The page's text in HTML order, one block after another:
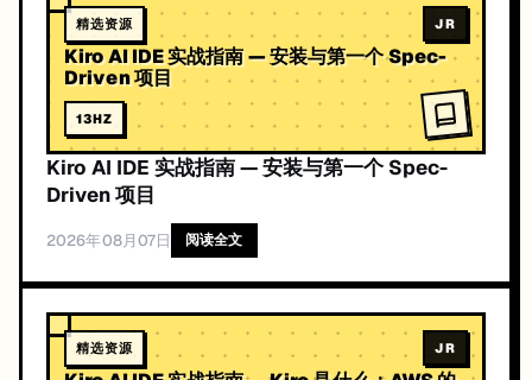
精选资源 JR
Kiro AI IDE 实战指南 — 安装与第一个 Spec-
Driven 项目
13HZ
Kiro AI IDE 实战指南 — 安装与第一个 Spec-
Driven 项目
2026年08月07日 阅读全文
精选资源 JR